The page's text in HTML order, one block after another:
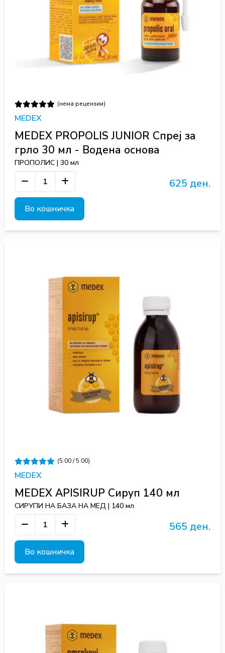
(нема рецензии)
MEDEX
MEDEX PROPOLIS JUNIOR Спреј за
грло 30 мл - Водена основа
ПРОПОЛИС | 30 мл
625 ден.
Во кошничка
(5.00 / 5.00)
MEDEX
MEDEX APISIRUP Сируп 140 мл
СИРУПИ НА БАЗА НА МЕД | 140 мл
565 ден.
Во кошничка